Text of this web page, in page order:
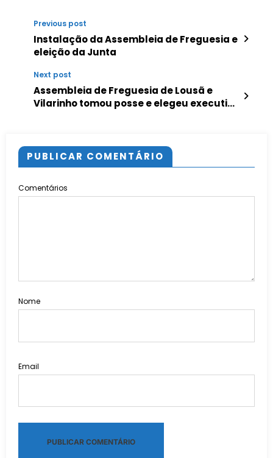
Previous post
Instalação da Assembleia de Freguesia e
eleição da Junta
Next post
Assembleia de Freguesia de Lousã e
Vilarinho tomou posse e elegeu executivo
PUBLICAR COMENTÁRIO
Comentários
Nome
Email